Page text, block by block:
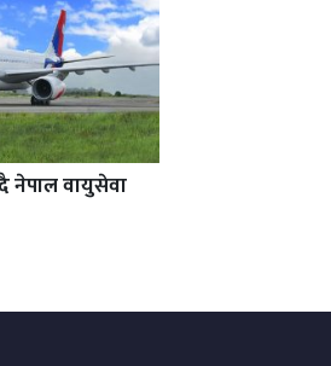
नेपाल वायुसेवा